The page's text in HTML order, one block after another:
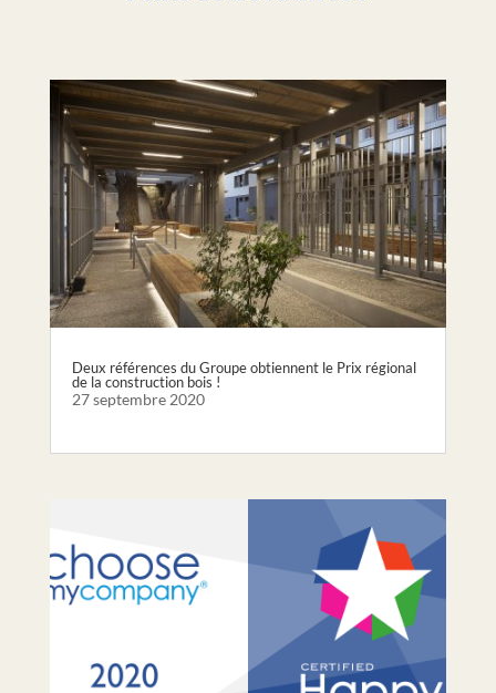
Deux références du Groupe obtiennent le Prix régional
de la construction bois !
27 septembre 2020